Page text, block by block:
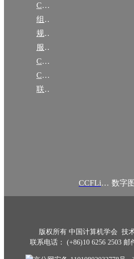
CCF简介
组织机构
规章
服务项目
CCF大事记
CCF创建60周年
联系我们
CCFLink APP
版权所有 中国计算机学会 技
联系电话： (+86)10 6256 2503 邮